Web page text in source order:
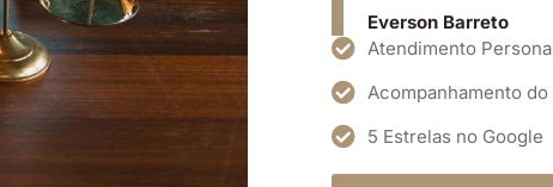
Everson Barreto
Atendimento
Acompanhamento do
5 Estrelas no Google